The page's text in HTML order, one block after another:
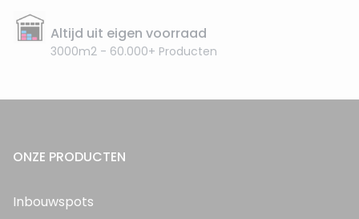
Altijd uit eigen voorraad
3000m2 - 60.000+ Producten
ONZE PRODUCTEN
Inbouwspots